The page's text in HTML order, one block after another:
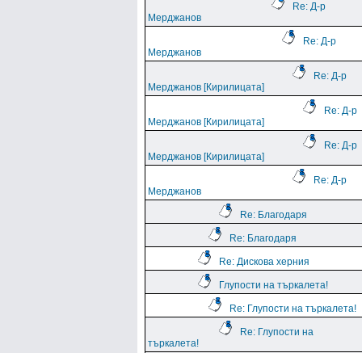
Re: Д-р
Мерджанов
Re: Д-р
Мерджанов
Re: Д-р
Мерджанов [Кирилицата]
Re: Д-р
Мерджанов [Кирилицата]
Re: Д-р
Мерджанов [Кирилицата]
Re: Д-р
Мерджанов
Re: Благодаря
Re: Благодаря
Re: Дискова херния
Глупости на търкалета!
Re: Глупости на търкалета!
Re: Глупости на
търкалета!